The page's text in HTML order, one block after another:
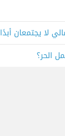
لا يجتمعان أبدًا
الحر؟